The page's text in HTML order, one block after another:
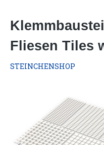
Fliesen Tiles
STEINCHENSHOP